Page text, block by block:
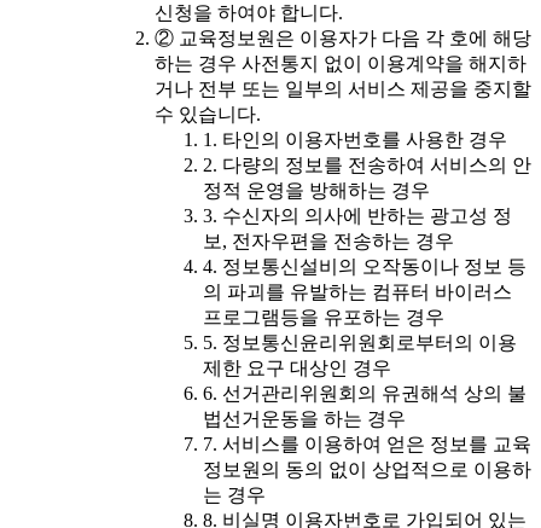
신청을 하여야 합니다.
② 교육정보원은 이용자가 다음 각 호에 해당
하는 경우 사전통지 없이 이용계약을 해지하
거나 전부 또는 일부의 서비스 제공을 중지할
수 있습니다.
1. 타인의 이용자번호를 사용한 경우
2. 다량의 정보를 전송하여 서비스의 안
정적 운영을 방해하는 경우
3. 수신자의 의사에 반하는 광고성 정
보, 전자우편을 전송하는 경우
4. 정보통신설비의 오작동이나 정보 등
의 파괴를 유발하는 컴퓨터 바이러스
프로그램등을 유포하는 경우
5. 정보통신윤리위원회로부터의 이용
제한 요구 대상인 경우
6. 선거관리위원회의 유권해석 상의 불
법선거운동을 하는 경우
7. 서비스를 이용하여 얻은 정보를 교육
정보원의 동의 없이 상업적으로 이용하
는 경우
8. 비실명 이용자번호로 가입되어 있는